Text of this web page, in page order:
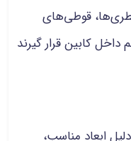
قوطی‌های
کابین قرار گیرند
ابعاد مناسب،